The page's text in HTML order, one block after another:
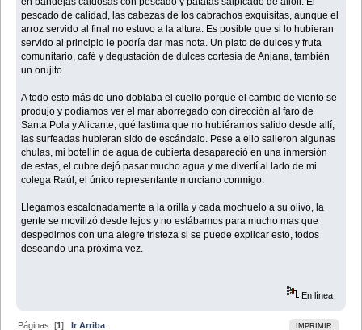
pescado de calidad, las cabezas de los cabrachos exquisitas, aunque el
arroz servido al final no estuvo a la altura. Es posible que si lo hubieran
servido al principio le podría dar mas nota. Un plato de dulces y fruta
comunitario, café y degustación de dulces cortesía de Anjana, también
un orujito.
A todo esto más de uno doblaba el cuello porque el cambio de viento se
produjo y podíamos ver el mar aborregado con dirección al faro de
Santa Pola y Alicante, qué lastima que no hubiéramos salido desde allí,
las surfeadas hubieran sido de escándalo. Pese a ello salieron algunas
chulas, mi botellín de agua de cubierta desapareció en una inmersión
de estas, el cubre dejó pasar mucho agua y me divertí al lado de mi
colega Raúl, el único representante murciano conmigo.
Llegamos escalonadamente a la orilla y cada mochuelo a su olivo, la
gente se movilizó desde lejos y no estábamos para mucho mas que
despedirnos con una alegre tristeza si se puede explicar esto, todos
deseando una próxima vez.
En línea
IMPRIMIR
Páginas: [1]Ir Arriba